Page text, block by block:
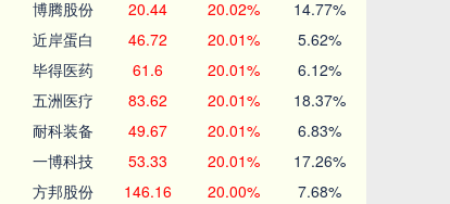
博腾股份 20.44 20.02% 14.77%
近岸蛋白 46.72 20.01% 5.62%
毕得医药 61.6 20.01% 6.12%
五洲医疗 83.62 20.01% 18.37%
耐科装备 49.67 20.01% 6.83%
一博科技 53.33 20.01% 17.26%
方邦股份 146.16 20.00% 7.68%